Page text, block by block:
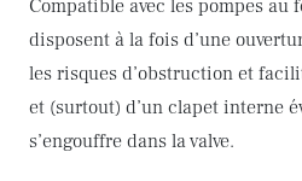
Compatible avec les pompes au
disposent à la fois d’une
les risques d’obstruction et
et (surtout) d’un clapet interne
s’engouffre dans la valve.